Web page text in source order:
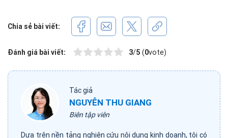
Chia sẻ bài viết:
Đánh giá bài viết: 3/5 (0vote)
Tác giả
NGUYỄN THU GIANG
Biên tập viên
Dựa trên nền tảng nghiên cứu nội dung kinh doanh, tôi có